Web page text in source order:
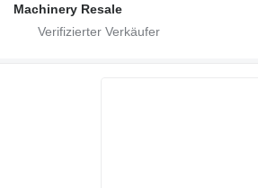
Machinery Resale